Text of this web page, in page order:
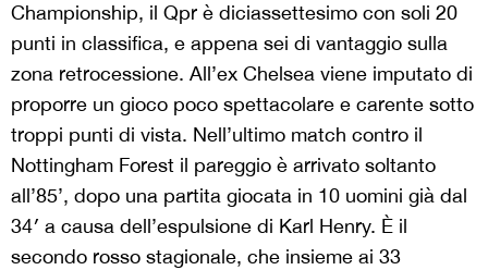
Championship, il Qpr è diciassettesimo con soli 20
punti in classifica, e appena sei di vantaggio sulla
zona retrocessione. All’ex Chelsea viene imputato di
proporre un gioco poco spettacolare e carente sotto
troppi punti di vista. Nell’ultimo match contro il
Nottingham Forest il pareggio è arrivato soltanto
all’85’, dopo una partita giocata in 10 uomini già dal
34′ a causa dell’espulsione di Karl Henry. È il
secondo rosso stagionale, che insieme ai 33